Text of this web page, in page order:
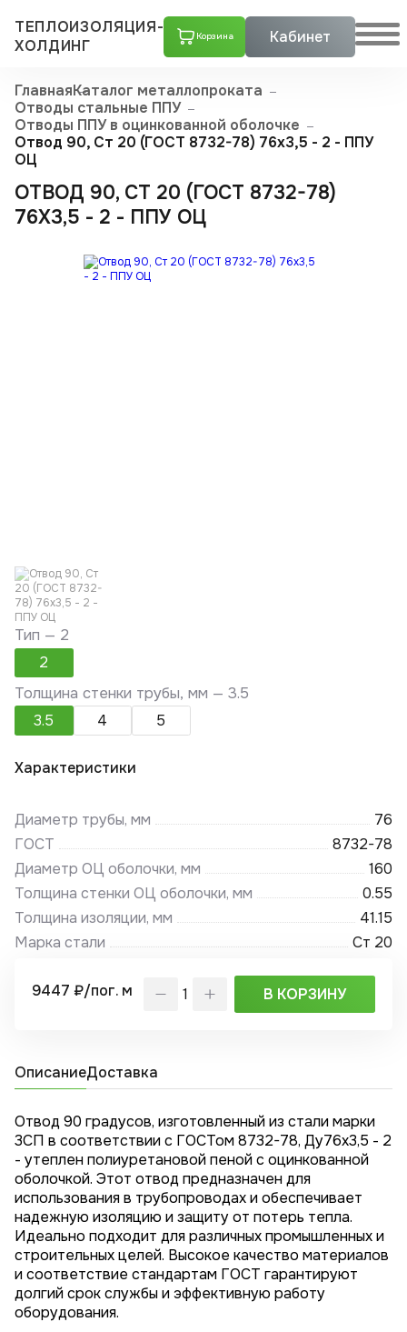
ТЕПЛОИЗОЛЯЦИЯ-
ХОЛДИНГ
Корзина Кабинет
ГлавнаяКаталог металлопроката
Отводы стальные ППУ
Отводы ППУ в оцинкованной оболочке
Отвод 90, Ст 20 (ГОСТ 8732-78) 76x3,5 - 2 - ППУ
ОЦ
ОТВОД 90, СТ 20 (ГОСТ 8732-78)
76X3,5 - 2 - ППУ ОЦ
Тип — 2
2
Толщина стенки трубы, мм —3.5
3.5
4 5
Характеристики
Диаметр трубы, мм
76
ГОСТ
8732-78
Диаметр ОЦ оболочки, мм
160
Толщина стенки ОЦ оболочки, мм
0.55
Толщина изоляции, мм
41.15
Марка стали
Ст 20
9447 ₽/пог. м В КОРЗИНУ
ОписаниеДоставка
Отвод 90 градусов, изготовленный из стали марки
3СП в соответствии с ГОСТом 8732-78, Ду76x3,5 - 2
- утеплен полиуретановой пеной с оцинкованной
оболочкой. Этот отвод предназначен для
использования в трубопроводах и обеспечивает
надежную изоляцию и защиту от потерь тепла.
Идеально подходит для различных промышленных и
строительных целей. Высокое качество материалов
и соответствие стандартам ГОСТ гарантируют
долгий срок службы и эффективную работу
оборудования.